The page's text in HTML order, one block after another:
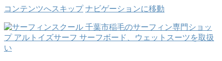
コンテンツへスキップ ナビゲーションに移動